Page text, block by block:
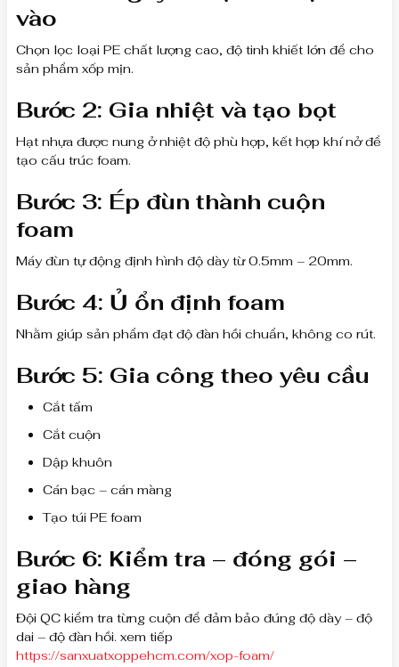
vào
Chọn lọc loại PE chất lượng cao, độ tinh khiết lớn để cho
sản phẩm xốp mịn.
Bước 2: Gia nhiệt và tạo bọt
Hạt nhựa được nung ở nhiệt độ phù hợp, kết hợp khí nở để
tạo cấu trúc foam.
Bước 3: Ép đùn thành cuộn
foam
Máy đùn tự động định hình độ dày từ 0.5mm – 20mm.
Bước 4: Ủ ổn định foam
Nhằm giúp sản phẩm đạt độ đàn hồi chuẩn, không co rút.
Bước 5: Gia công theo yêu cầu
Cắt tấm
Cắt cuộn
Dập khuôn
Cán bạc – cán màng
Tạo túi PE foam
Bước 6: Kiểm tra – đóng gói –
giao hàng
Đội QC kiểm tra từng cuộn để đảm bảo đúng độ dày – độ
dai – độ đàn hồi. xem tiếp
https://sanxuatxoppehcm.com/xop-foam/